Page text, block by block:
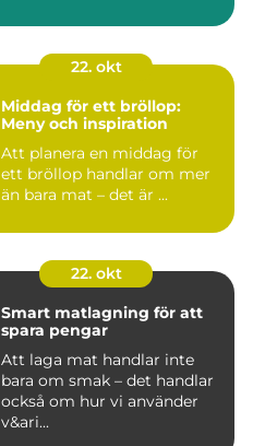
22. okt
Middag för ett bröllop:
Meny och inspiration
Att planera en middag för
ett bröllop handlar om mer
än bara mat – det är ...
22. okt
Smart matlagning för att
spara pengar
Att laga mat handlar inte
bara om smak – det handlar
också om hur vi använder
v&ari...